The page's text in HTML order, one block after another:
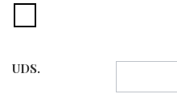
UDS.